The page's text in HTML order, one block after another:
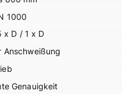
1000
x D / 1 x D
Anschweißung
Genauigkeit